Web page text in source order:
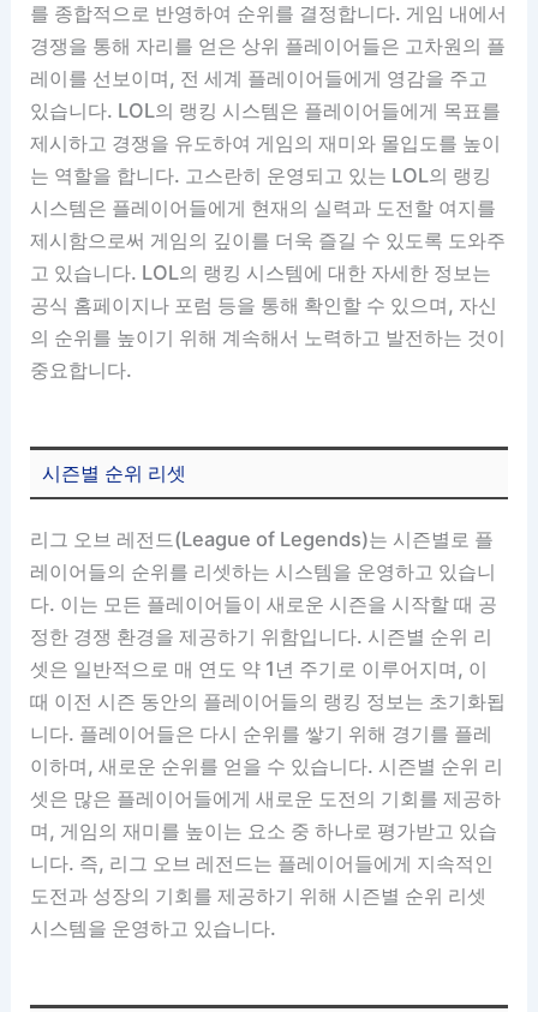
를 종합적으로 반영하여 순위를 결정합니다. 게임 내에서
경쟁을 통해 자리를 얻은 상위 플레이어들은 고차원의 플
레이를 선보이며, 전 세계 플레이어들에게 영감을 주고
있습니다. LOL의 랭킹 시스템은 플레이어들에게 목표를
제시하고 경쟁을 유도하여 게임의 재미와 몰입도를 높이
는 역할을 합니다. 고스란히 운영되고 있는 LOL의 랭킹
시스템은 플레이어들에게 현재의 실력과 도전할 여지를
제시함으로써 게임의 깊이를 더욱 즐길 수 있도록 도와주
고 있습니다. LOL의 랭킹 시스템에 대한 자세한 정보는
공식 홈페이지나 포럼 등을 통해 확인할 수 있으며, 자신
의 순위를 높이기 위해 계속해서 노력하고 발전하는 것이
중요합니다.
시즌별 순위 리셋
리그 오브 레전드(League of Legends)는 시즌별로 플
레이어들의 순위를 리셋하는 시스템을 운영하고 있습니
다. 이는 모든 플레이어들이 새로운 시즌을 시작할 때 공
정한 경쟁 환경을 제공하기 위함입니다. 시즌별 순위 리
셋은 일반적으로 매 연도 약 1년 주기로 이루어지며, 이
때 이전 시즌 동안의 플레이어들의 랭킹 정보는 초기화됩
니다. 플레이어들은 다시 순위를 쌓기 위해 경기를 플레
이하며, 새로운 순위를 얻을 수 있습니다. 시즌별 순위 리
셋은 많은 플레이어들에게 새로운 도전의 기회를 제공하
며, 게임의 재미를 높이는 요소 중 하나로 평가받고 있습
니다. 즉, 리그 오브 레전드는 플레이어들에게 지속적인
도전과 성장의 기회를 제공하기 위해 시즌별 순위 리셋
시스템을 운영하고 있습니다.